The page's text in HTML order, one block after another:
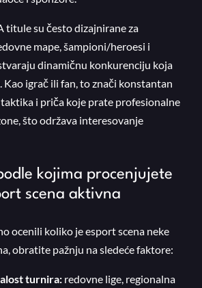
titule su često dizajnirane za
mape, šampioni/heroesi i
dinamičnu konkurenciju koja
Kao igrač ili fan, to znači konstantan
i priča koje prate profesionalne
što održava interesovanje
kojima procenjujete
scena aktivna
ocenili koliko je esport scena neke
obratite pažnju na sledeće faktore:
turnira: redovne lige, regionalna